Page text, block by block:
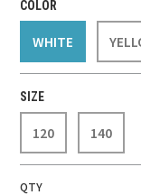
COLOR
WHITE
SIZE
120 140
QTY